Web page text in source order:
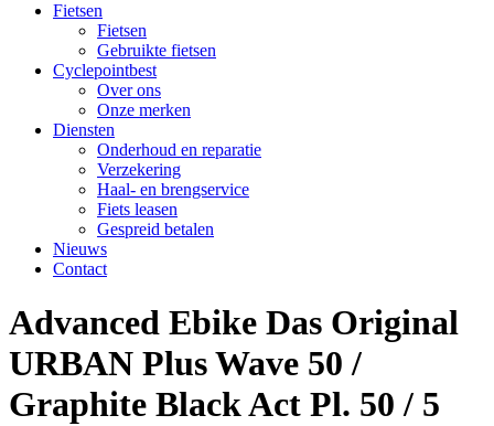
Fietsen
Fietsen
Gebruikte fietsen
Cyclepointbest
Over ons
Onze merken
Diensten
Onderhoud en reparatie
Verzekering
Haal- en brengservice
Fiets leasen
Gespreid betalen
Nieuws
Contact
Advanced Ebike Das Original
URBAN Plus Wave 50 /
Graphite Black Act Pl. 50 / 5